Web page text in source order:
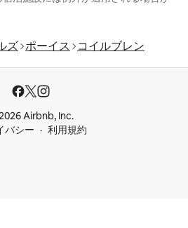
ズ ポーイス
コイルブレン
Airbnb, Inc.
バシー
利用規約